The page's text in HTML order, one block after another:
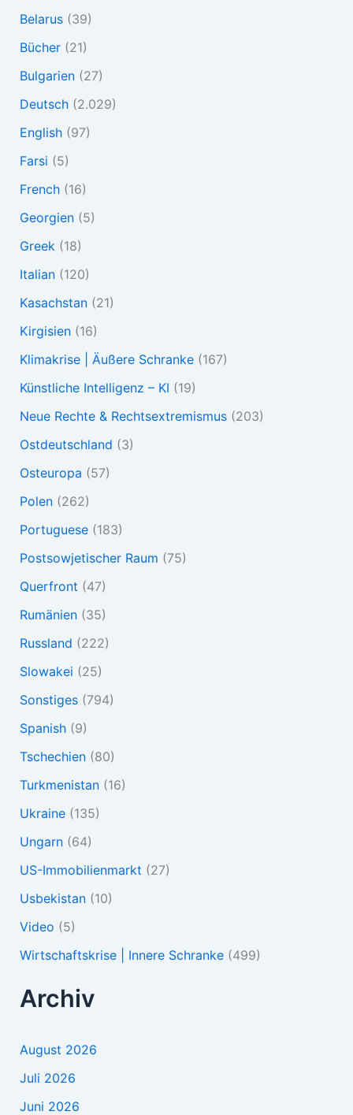
Belarus(39)
Bücher(21)
Bulgarien(27)
Deutsch(2.029)
English(97)
Farsi (5)
French(16)
Georgien(5)
Greek(18)
Italian(120)
Kasachstan(21)
Kirgisien(16)
Klimakrise | Äußere Schranke(167)
Künstliche Intelligenz – KI (19)
Neue Rechte & Rechtsextremismus(203)
Ostdeutschland (3)
Osteuropa (57)
Polen(262)
Portuguese(183)
Postsowjetischer Raum (75)
Querfront (47)
Rumänien(35)
Russland (222)
Slowakei (25)
Sonstiges(794)
Spanish(9)
Tschechien(80)
Turkmenistan(16)
Ukraine(135)
Ungarn(64)
US-Immobilienmarkt (27)
Usbekistan(10)
Video (5)
Wirtschaftskrise | Innere Schranke(499)
Archiv
August 2026
Juli 2026
Juni 2026